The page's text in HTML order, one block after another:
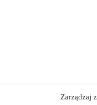
Zarządzaj